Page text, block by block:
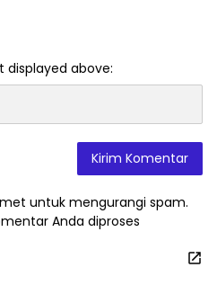
displayed above:
untuk mengurangi spam.
Anda diproses